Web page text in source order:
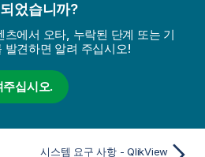
었습니까?
에서 오타, 누락된 단계 또는 기
발견하면 알려 주십시오!
주십시오.
시스템 요구 사항 - QlikView